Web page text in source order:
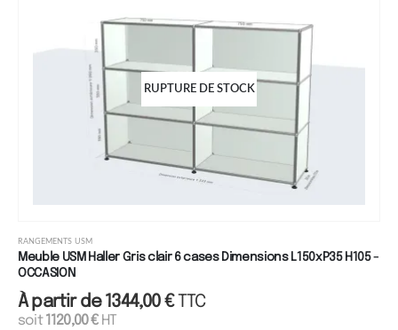
RUPTURE DE STOCK
RANGEMENTS USM
Meuble USM Haller Gris clair 6 cases Dimensions L150xP35 H105 -
OCCASION
À partir de1344,00€ TTC
soit1120,00€HT